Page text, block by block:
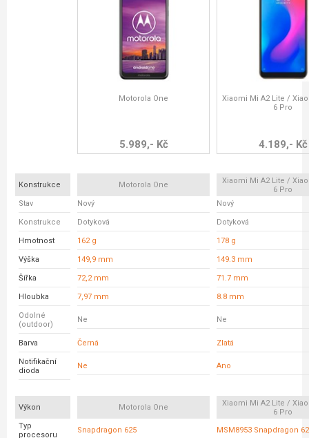
Motorola One
5.989,- Kč
Xiaomi Mi A2 Lite /
6 Pro
4.189,- Kč
Konstrukce Motorola One
Xiaomi Mi A2 Lite /
6 Pro
Stav
Nový Nový
Konstrukce Dotyková Dotyková
Hmotnost 162 g 178 g
Výška 149,9 mm 149.3 mm
Šířka 72,2 mm 71.7 mm
Hloubka 7,97 mm 8.8 mm
Odolné
(outdoor)
Ne Ne
Barva Černá Zlatá
Notifikační
dioda
Ne Ano
Výkon Motorola One
Xiaomi Mi A2 Lite /
6 Pro
Typ
procesoru
Snapdragon 625 MSM8953 Snapdragon